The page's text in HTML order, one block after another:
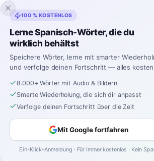
Inklingo
100 % KOSTENLOS
Lerne Spanisch-Wörter, die du
wirklich behältst
Speichere Wörter, lerne mit smarter
und verfolge deinen Fortschritt — alles
8.000+ Wörter mit Audio & Bildern
Smarte Wiederholung, die sich dir anpasst
Verfolge deinen Fortschritt über die Zeit
Mit Google fortfahren
Ein-Klick-Anmeldung · Für immer kostenlos · Kein